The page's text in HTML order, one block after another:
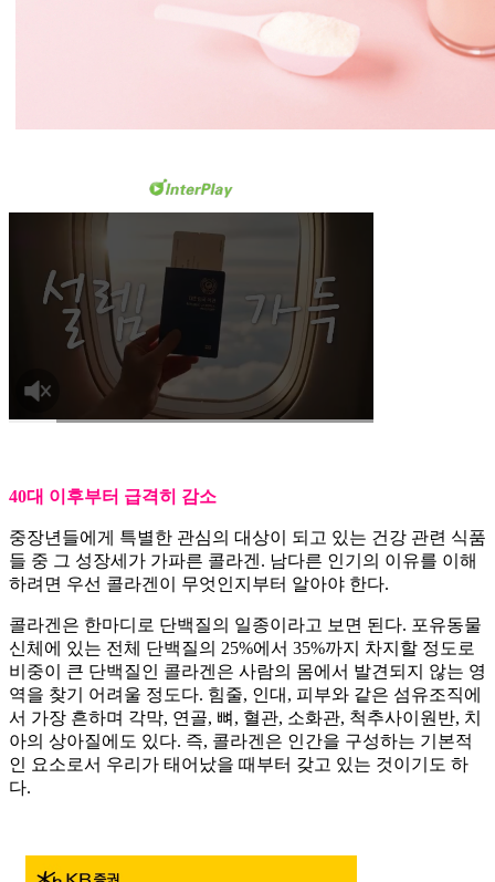
40대 이후부터 급격히 감소
중장년들에게 특별한 관심의 대상이 되고 있는 건강 관련 식품
들 중 그 성장세가 가파른 콜라겐. 남다른 인기의 이유를 이해
하려면 우선 콜라겐이 무엇인지부터 알아야 한다.
콜라겐은 한마디로 단백질의 일종이라고 보면 된다. 포유동물
신체에 있는 전체 단백질의 25%에서 35%까지 차지할 정도로
비중이 큰 단백질인 콜라겐은 사람의 몸에서 발견되지 않는 영
역을 찾기 어려울 정도다. 힘줄, 인대, 피부와 같은 섬유조직에
서 가장 흔하며 각막, 연골, 뼈, 혈관, 소화관, 척추사이원반, 치
아의 상아질에도 있다. 즉, 콜라겐은 인간을 구성하는 기본적
인 요소로서 우리가 태어났을 때부터 갖고 있는 것이기도 하
다.